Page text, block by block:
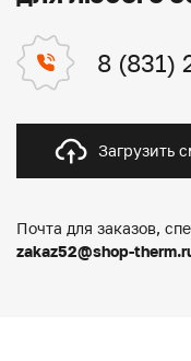
8 (831)
Загрузить
Почта для заказов,
zakaz52@shop-